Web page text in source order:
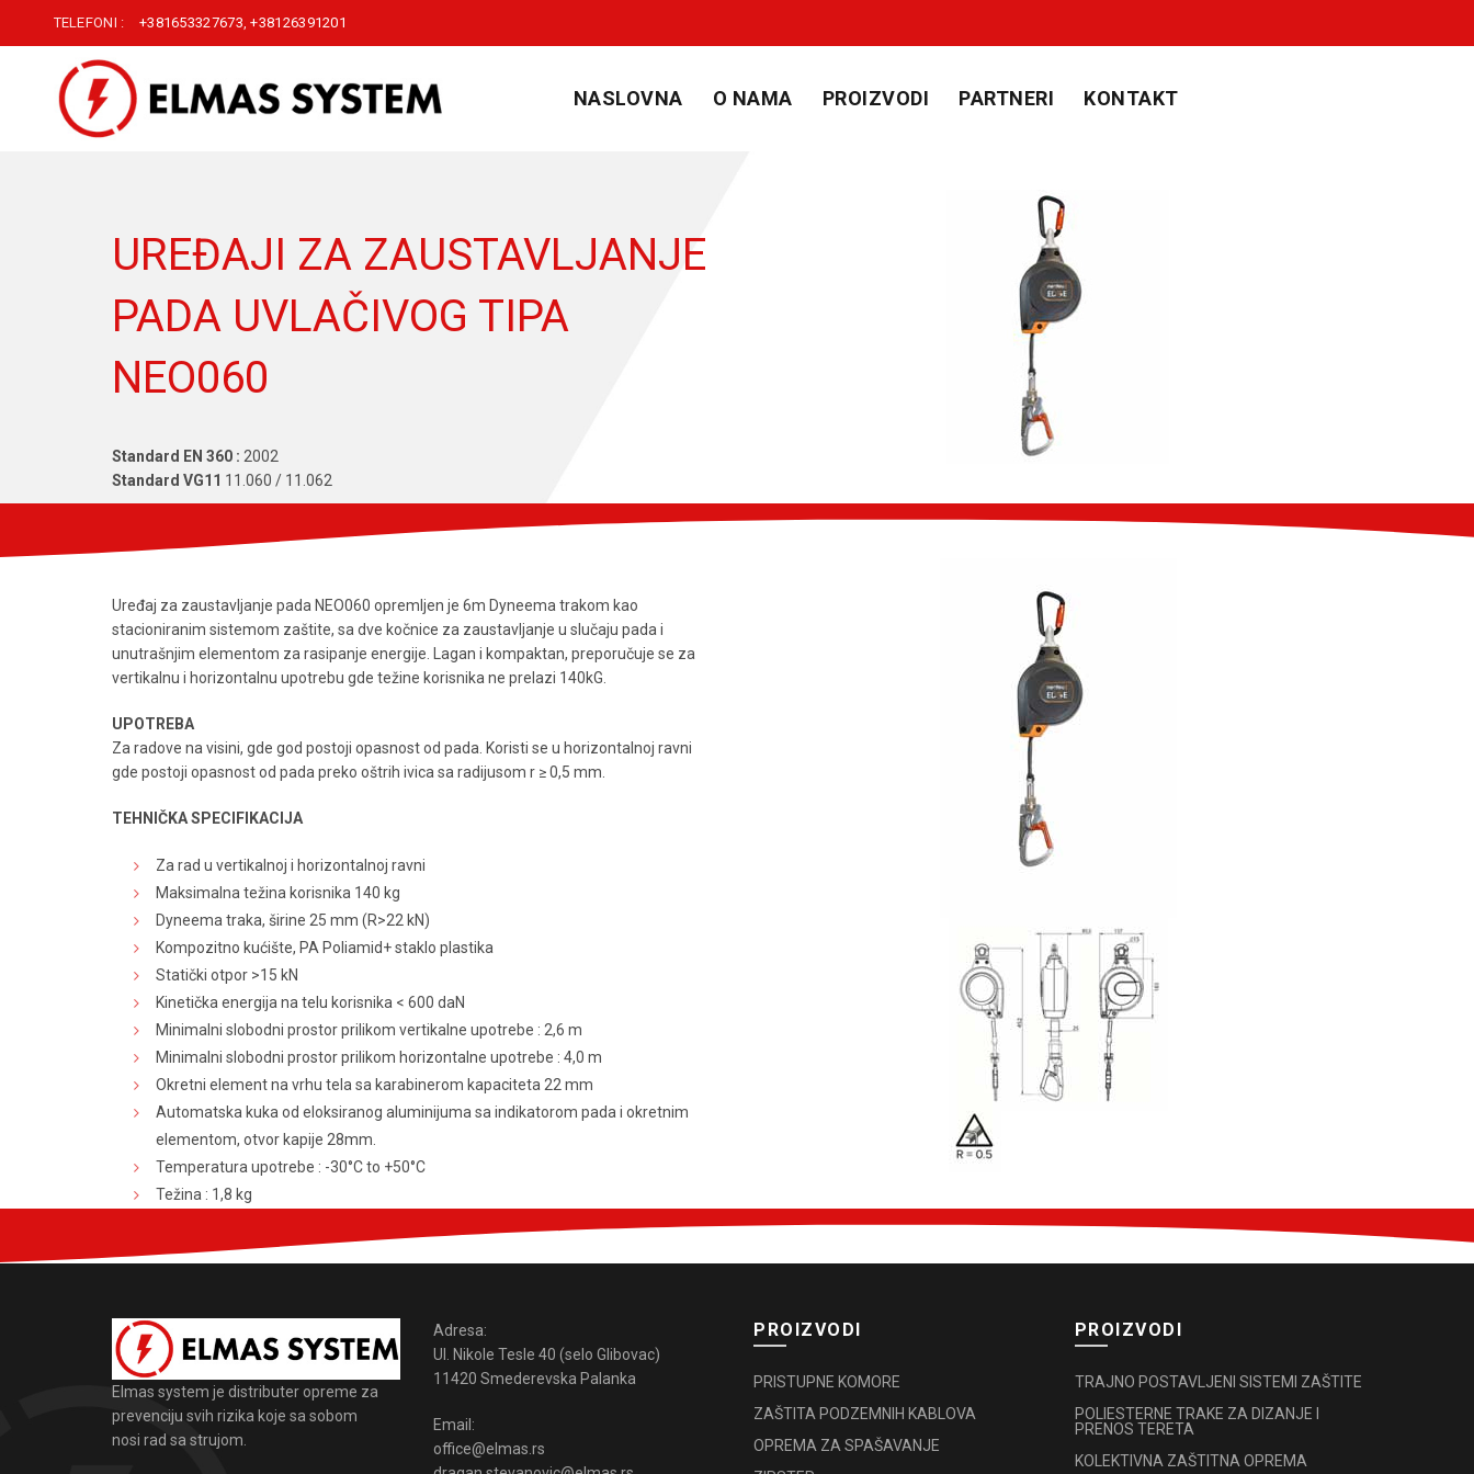
TELEFONI : +381653327673,+38126391201
NASLOVNA O NAMA PROIZVODI PARTNERI KONTAKT
UREĐAJI ZA ZAUSTAVLJANJE
PADA UVLAČIVOG TIPA
NEO060
Standard EN 360 : 2002
Standard VG11 11.060 / 11.062
Uređaj za zaustavljanje pada NEO060 opremljen je 6m Dyneema trakom kao
stacioniranim sistemom zaštite, sa dve kočnice za zaustavljanje u slučaju pada i
unutrašnjim elementom za rasipanje energije. Lagan i kompaktan, preporučuje se za
vertikalnu i horizontalnu upotrebu gde težine korisnika ne prelazi 140kG.
UPOTREBA
Za radove na visini, gde god postoji opasnost od pada. Koristi se u horizontalnoj ravni
gde postoji opasnost od pada preko oštrih ivica sa radijusom r ≥ 0,5 mm.
TEHNIČKA SPECIFIKACIJA
Za rad u vertikalnoj i horizontalnoj ravni
Maksimalna težina korisnika 140 kg
Dyneema traka, širine 25 mm (R>22 kN)
Kompozitno kućište, PA Poliamid+ staklo plastika
Statički otpor >15 kN
Kinetička energija na telu korisnika < 600 daN
Minimalni slobodni prostor prilikom vertikalne upotrebe : 2,6 m
Minimalni slobodni prostor prilikom horizontalne upotrebe : 4,0 m
Okretni element na vrhu tela sa karabinerom kapaciteta 22 mm
Automatska kuka od eloksiranog aluminijuma sa indikatorom pada i okretnim
elementom, otvor kapije 28mm.
Temperatura upotrebe : -30°C to +50°C
Težina : 1,8 kg
Elmas system je distributer opreme za
prevenciju svih rizika koje sa sobom
nosi rad sa strujom.
Adresa:
Ul. Nikole Tesle 40 (selo Glibovac)
11420 Smederevska Palanka
Email:
office@elmas.rs
PROIZVODI
PRISTUPNE KOMORE
ZAŠTITA PODZEMNIH KABLOVA
OPREMA ZA SPAŠAVANJE
PROIZVODI
TRAJNO POSTAVLJENI SISTEMI ZAŠTITE
POLIESTERNE TRAKE ZA DIZANJE I
PRENOS TERETA
KOLEKTIVNA ZAŠTITNA OPREMA